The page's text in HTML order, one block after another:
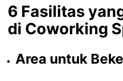
6 Fasilitas
di Coworking
Area untuk